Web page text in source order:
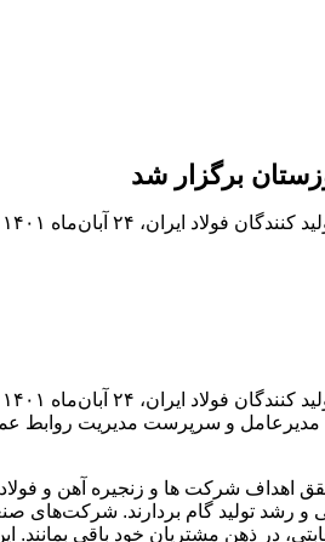
برگزار شد
مدیرعامل و سرپرست مدیریت
اهداف شرکت ها و زنجیره آهن و فولاد و
رشد تولید گام بردارند. شرکت‌های
در ذهن مشتریان خود باقی بمانند.